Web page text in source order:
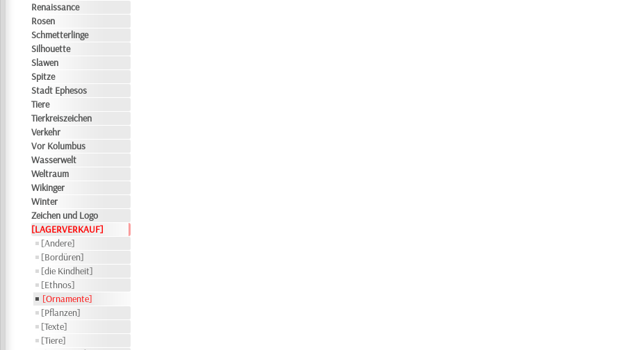
Renaissance
Rosen
Schmetterlinge
Silhouette
Slawen
Spitze
Stadt Ephesos
Tiere
Tierkreiszeichen
Verkehr
Vor Kolumbus
Wasserwelt
Weltraum
Wikinger
Winter
Zeichen und Logo
[LAGERVERKAUF]
[Andere]
[Bordüren]
[die Kindheit]
[Ethnos]
[Ornamente]
[Pflanzen]
[Texte]
[Tiere]